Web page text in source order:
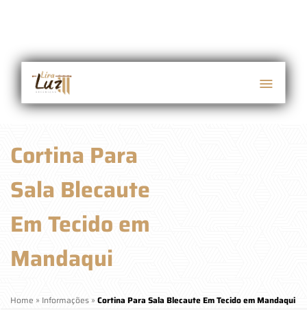
Cortina Para
Sala Blecaute
Em Tecido em
Mandaqui
Home » Informações » Cortina Para Sala Blecaute Em Tecido em Mandaqui